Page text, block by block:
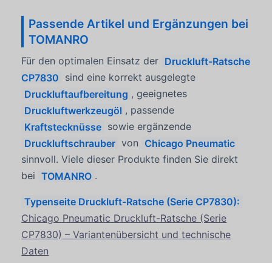
Passende Artikel und Ergänzungen bei
TOMANRO
Für den optimalen Einsatz der Druckluft-Ratsche
CP7830 sind eine korrekt ausgelegte
Druckluftaufbereitung , geeignetes
Druckluftwerkzeugöl , passende
Kraftstecknüsse sowie ergänzende
Druckluftschrauber von Chicago Pneumatic
sinnvoll. Viele dieser Produkte finden Sie direkt
bei TOMANRO .
Typenseite Druckluft-Ratsche (Serie CP7830):
Chicago Pneumatic Druckluft-Ratsche (Serie
CP7830) – Variantenübersicht und technische
Daten